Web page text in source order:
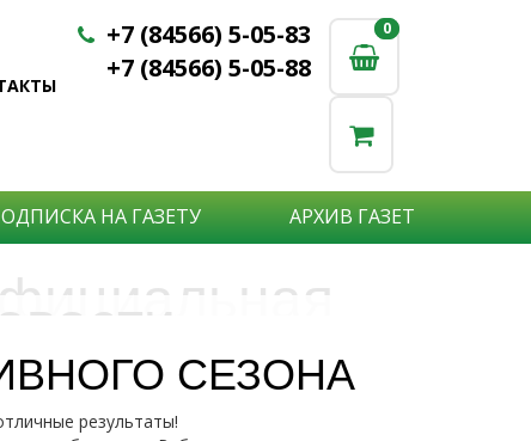
+7 (84566) 5-05-83
+7 (84566) 5-05-88
0
0
НА ГАЗЕТУ АРХИВ ГАЗЕТ
что бы о Вас узнали?
СЕЗОНА
результаты!